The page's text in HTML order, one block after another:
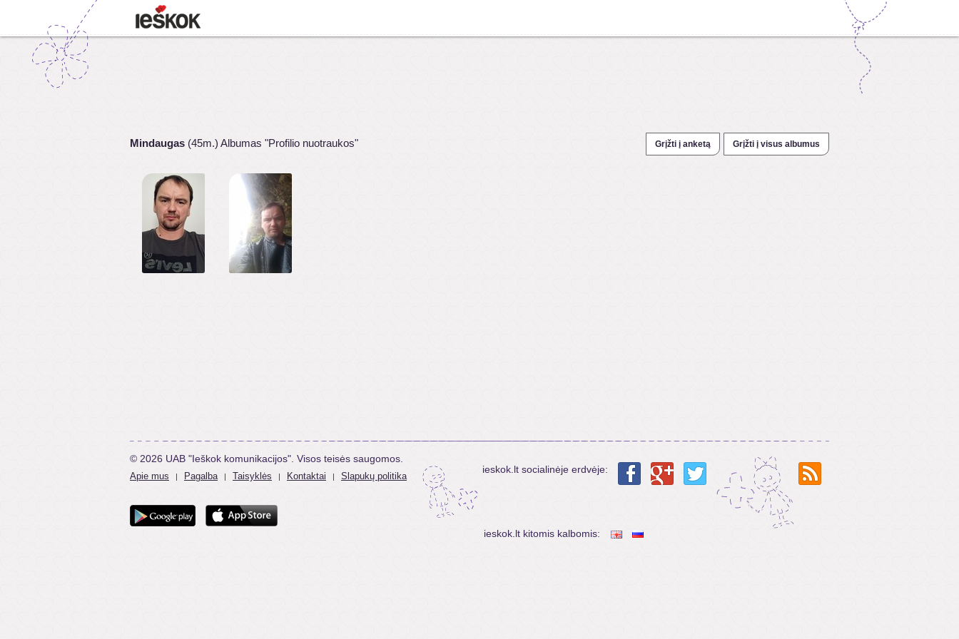
Mindaugas (45m.) Albumas "Profilio nuotraukos" Grįžti į anketą Grįžti į visus albumus
© 2026 UAB "Ieškok komunikacijos". Visos teisės saugomos.
Apie mus | Pagalba | Taisyklės | Kontaktai | Slapukų politika
ieskok.lt socialinėje erdvėje:
ieskok.lt kitomis kalbomis: